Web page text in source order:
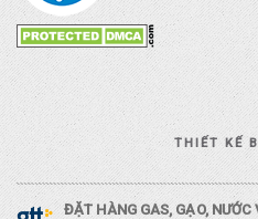
THIẾT KẾ
ĐẶT HÀNG GAS, GẠO,